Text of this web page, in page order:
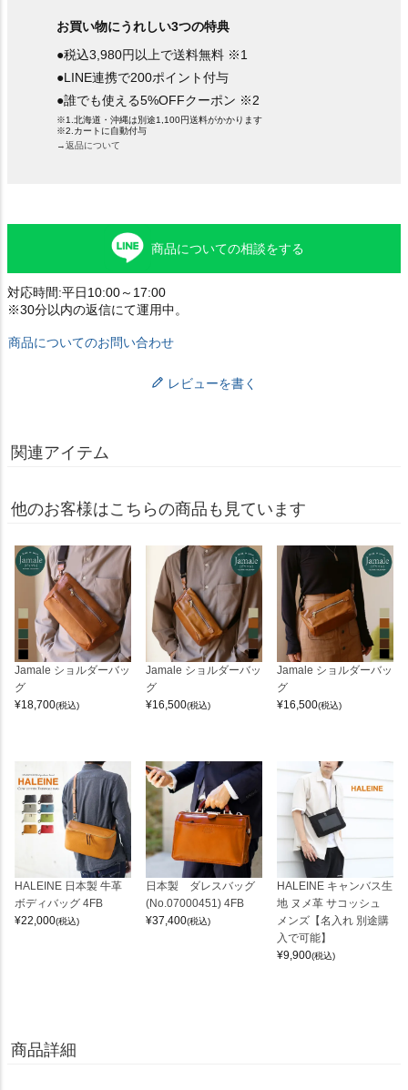
お買い物にうれしい3つの特典
●税込3,980円以上で送料無料 ※1
●LINE連携で200ポイント付与
●誰でも使える5%OFFクーポン ※2
※1.北海道・沖縄は別途1,100円送料がかかります
※2.カートに自動付与
→返品について
商品についての相談をする
対応時間:平日10:00～17:00
※30分以内の返信にて運用中。
商品についてのお問い合わせ
レビューを書く
関連アイテム
他のお客様はこちらの商品も見ています
Jamale ショルダーバッ
グ
¥18,700(税込)
Jamale ショルダーバッ
グ
¥16,500(税込)
Jamale ショルダーバッ
グ
¥16,500(税込)
HALEINE 日本製 牛革
ボディバッグ 4FB
¥22,000(税込)
日本製 ダレスバッグ
(No.07000451) 4FB
¥37,400(税込)
HALEINE キャンバス生
地 ヌメ革 サコッシュ
メンズ【名入れ 別途購
入で可能】
¥9,900(税込)
商品詳細